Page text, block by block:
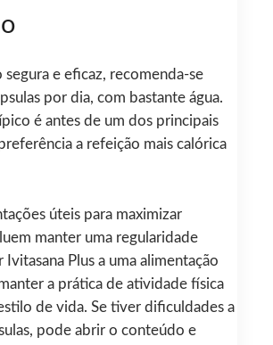
segura e eficaz, recomenda-se
por dia, com bastante água.
é antes de um dos principais
a refeição mais calórica
úteis para maximizar
manter uma regularidade
Ivitasana Plus a uma alimentação
a prática de atividade física
de vida. Se tiver dificuldades a
pode abrir o conteúdo e